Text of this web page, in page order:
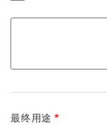
最终用途